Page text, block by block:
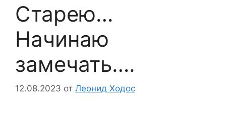
Старею…
Начинаю
замечать….
12.08.2023 от Леонид Ходос